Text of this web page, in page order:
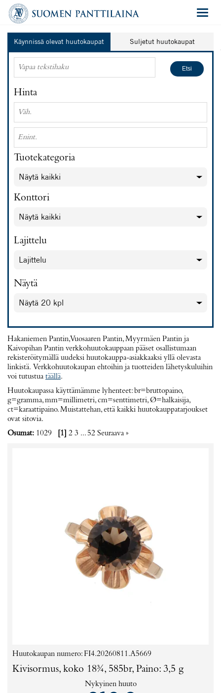
Käynnissä olevat huutokaupat Suljetut huutokaupat
Hinta
Tuotekategoria
Konttori
Lajittelu
Näytä
Hakaniemen Pantin, Vuosaaren Pantin, Myyrmäen Pantin ja
Kaivopihan Pantin verkkohuutokauppaan pääset osallistumaan
rekisteröitymällä uudeksi huutokauppa-asiakkaaksi yllä olevasta
linkistä. Verkkohuutokaupan ehtoihin ja tuotteiden lähetyskuluihin
voi tutustua täällä.
Huutokaupassa käyttämämme lyhenteet: br=bruttopaino,
g=gramma, mm=millimetri, cm=senttimetri, Ø=halkaisija,
ct=karaattipaino. Muistattehan, että kaikki huutokauppatarjoukset
ovat sitovia.
Osumat: 1029 [1] 2 3 ... 52 Seuraava »
Huutokaupan numero: FI4.20260811.A5669
Kivisormus, koko 18¾, 585br, Paino: 3,5 g
Nykyinen huuto